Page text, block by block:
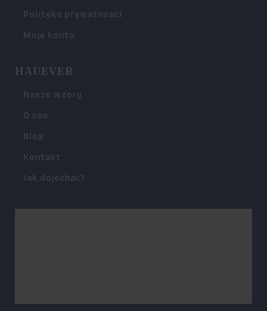
Polityka prywatności
Moje konto
HAUEVER
Nasze wzory
O nas
Blog
Kontakt
Jak dojechać?